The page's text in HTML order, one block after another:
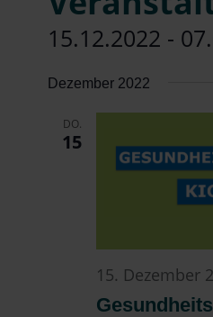
15.12.2022 -
wählen.
Dezember 2022
DO.
15
15. Dezember